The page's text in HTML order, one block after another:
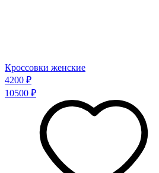
Кроссовки женские
4200 ₽
10500 ₽